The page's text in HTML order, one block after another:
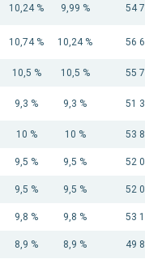
10,24 % 9,99 % 54
10,74 % 10,24 % 56
10,5 % 10,5 % 55
9,3 % 9,3 % 51
10 % 10 % 53
9,5 % 9,5 % 52
9,5 % 9,5 % 52
9,8 % 9,8 % 53
8,9 % 8,9 % 49